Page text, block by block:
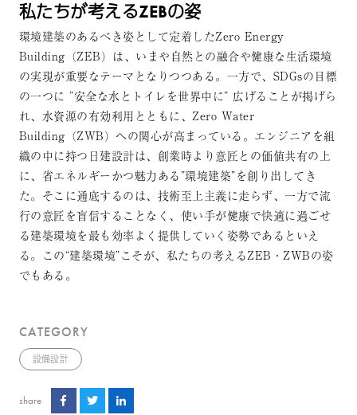
私たちが考えるZEBの姿
環境建築のあるべき姿として定着したZero Energy
Building（ZEB）は、いまや自然との融合や健康な生活環境
の実現が重要なテーマとなりつつある。一方で、SDGsの目標
の一つに ”安全な水とトイレを世界中に” 広げることが掲げら
れ、水資源の有効利用とともに、Zero Water
Building（ZWB）への関心が高まっている。エンジニアを組
織の中に持つ日建設計は、創業時より意匠との価値共有の上
に、省エネルギーかつ魅力ある”環境建築”を創り出してき
た。そこに通底するのは、技術至上主義に走らず、一方で流
行の意匠を盲信することなく、使い手が健康で快適に過ごせ
る建築環境を最も効率よく提供していく姿勢であるといえ
る。この“建築環境”こそが、私たちの考えるZEB・ZWBの姿
でもある。
CATEGORY
設備設計
share